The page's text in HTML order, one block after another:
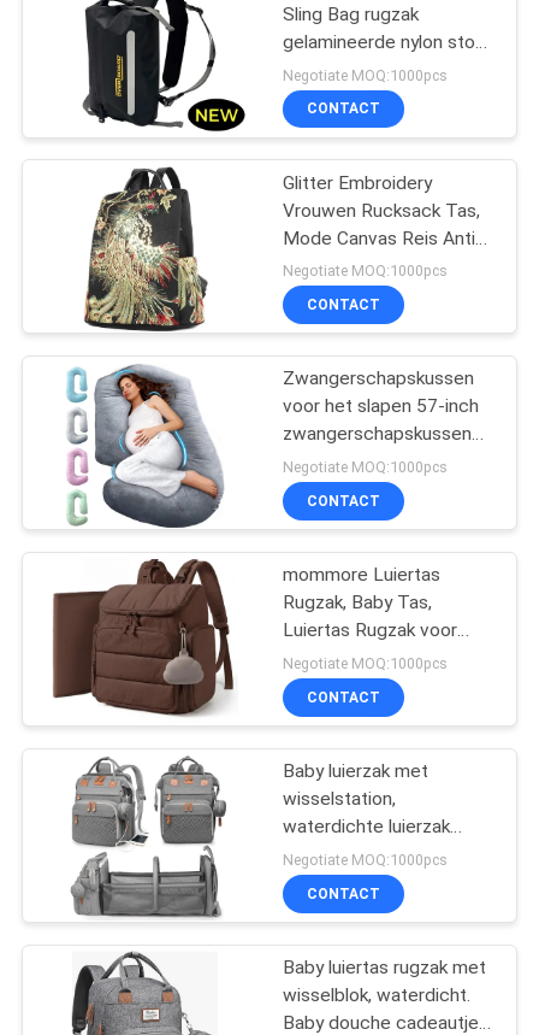
Niet Geweven Stof
het Winkelen Zak
waterdichte
rugzakzak
Eva Electronic Case
De Kledingstukken
van de
sportenslijtage
Sling Bag rugzak
gelamineerde nylon stof
waterdicht rugzak
Negotiate MOQ:1000pcs
CONTACT
Glitter Embroidery
Vrouwen Rucksack Tas,
Mode Canvas Reis Anti-
diefstal Rucksack
Schoudertas (Zwart)
Negotiate MOQ:1000pcs
CONTACT
Zwangerschapskussen
voor het slapen 57-inch
zwangerschapskussen
voor zwangere vrouwen
met verwijderbare
wasbare dekking steun
en heupen V C U-vormig
vollichaamskussen,
fluweelgrijs
Negotiate MOQ:1000pcs
CONTACT
mommore Luiertas
Rugzak, Baby Tas,
Luiertas Rugzak voor
Mama Papa's, Koffie |
Waterdichte
Verschoonmat,
Peuter, Geïsoleerde
Vakken, Fopspeenhoesje,
Baby Essentieel
Negotiate MOQ:1000pcs
CONTACT
Baby luierzak met
wisselstation,
waterdichte luierzak
rugzak voor moeders
paps met USB
oplaadpoort, baby
essentials, grijs
Negotiate MOQ:1000pcs
CONTACT
Baby luiertas rugzak met
wisselblok, waterdicht.
Baby douche cadeautjes,